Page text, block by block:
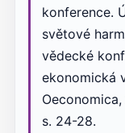
konference.
světové
vědecké
ekonomická
s. 24-28.